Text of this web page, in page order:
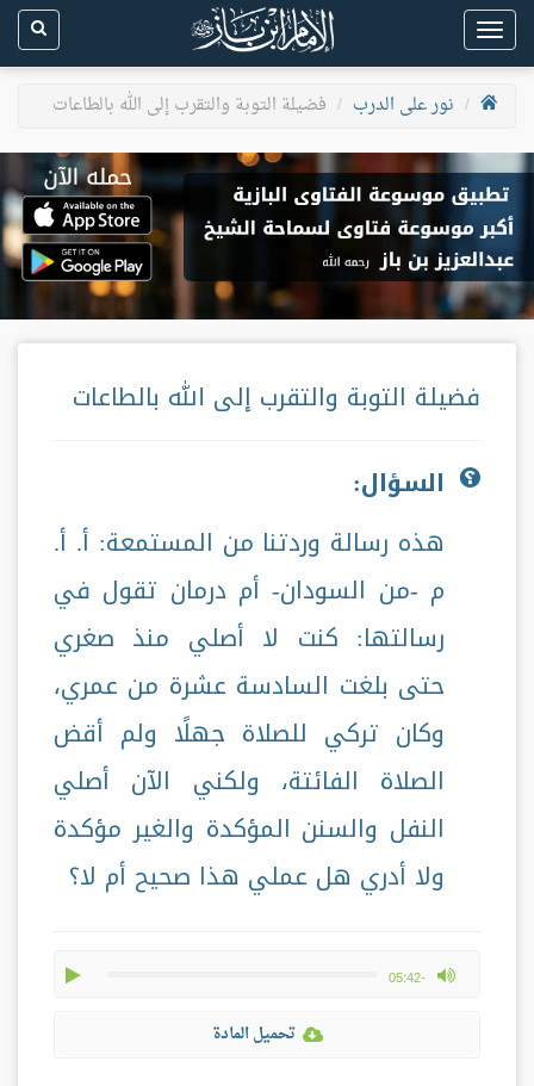
Toggle
navigation
نور على الدرب
فضيلة التوبة والتقرب إلى الله بالطاعات
فضيلة التوبة والتقرب إلى الله بالطاعات
السؤال:
هذه رسالة وردتنا من المستمعة: أ. أ.
م -من السودان- أم درمان تقول في
رسالتها: كنت لا أصلي منذ صغري
حتى بلغت السادسة عشرة من عمري،
وكان تركي للصلاة جهلًا ولم أقض
الصلاة الفائتة، ولكني الآن أصلي
النفل والسنن المؤكدة والغير مؤكدة
ولا أدري هل عملي هذا صحيح أم لا؟
-05:42
max volume
تحميل المادة